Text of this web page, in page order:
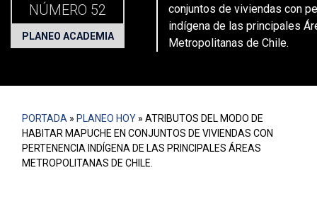
NÚMERO 52
PLANEO ACADEMIA
conjuntos de viviendas con
indígena de las principales
Metropolitanas de Chile.
PORTADA » PLANEO HOY » ATRIBUTOS DEL MODO DE
HABITAR MAPUCHE EN CONJUNTOS DE VIVIENDAS CON
PERTENENCIA INDÍGENA DE LAS PRINCIPALES ÁREAS
METROPOLITANAS DE CHILE.